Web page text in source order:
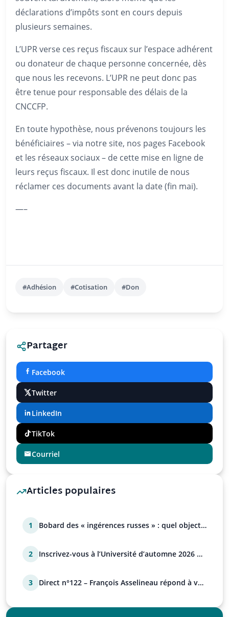
déclarations d’impôts sont en cours depuis
plusieurs semaines.
L’UPR verse ces reçus fiscaux sur l’espace adhérent
ou donateur de chaque personne concernée, dès
que nous les recevons. L’UPR ne peut donc pas
être tenue pour responsable des délais de la
CNCCFP.
En toute hypothèse, nous prévenons toujours les
bénéficiaires – via notre site, nos pages Facebook
et les réseaux sociaux – de cette mise en ligne de
leurs reçus fiscaux. Il est donc inutile de nous
réclamer ces documents avant la date (fin mai).
—–
#Adhésion #Cotisation #Don
Partager
Facebook
Twitter
LinkedIn
TikTok
Courriel
Articles populaires
1
Bobard des « ingérences russes » : quel objectif
2
Inscrivez-vous à l’Université d’automne 2026 de
3
Direct n°122 – François Asselineau répond à vos